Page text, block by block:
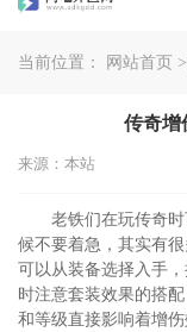
当前位置： 网站首页
传奇增
来源：本站
老铁们在玩传奇
候不要着急，其实有
可以从装备选择入手
时注意套装效果的搭
和等级直接影响着增